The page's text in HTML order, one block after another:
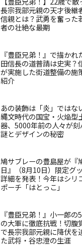
長宗我部元親の天才後継
信親とは？武勇を奮った
者の壮絶な最期
『豊臣兄弟！』で描かれ
田信長の道普請は史実？
が実施した街道整備の施
紹介
あの装飾は「炎」ではな
縄文時代の国宝・火焔型
器、5000年前の人々が刻
謎とデザインの秘密
鳩サブレーの豊島屋が『
日』（8月10日）限定グ
詳細を発表！今年はシリ
ポーチ「はとっこ」
『豊臣兄弟！』小一郎の
の大軍に徹底抗戦！切腹
で長宗我部元親に降伏を
た武将・谷忠澄の生涯